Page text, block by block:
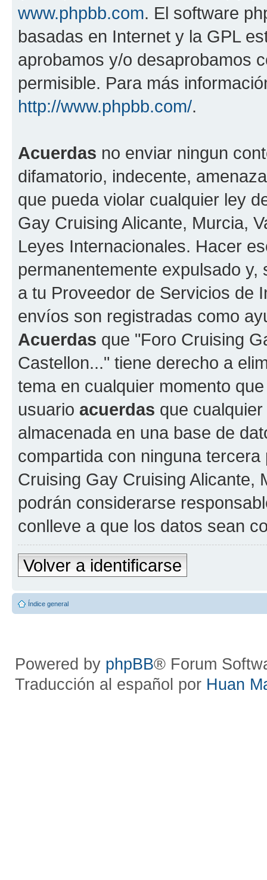
www.phpbb.com. El software
basadas en Internet y la GPL
aprobamos y/o desaprobamos
permisible. Para más
http://www.phpbb.com/.
Acuerdas no enviar ningun
difamatorio, indecente,
que pueda violar cualquier ley
Gay Cruising Alicante, Murcia,
Leyes Internacionales. Hacer
permanentemente expulsado
a tu Proveedor de Servicios de
envíos son registradas como
Acuerdas que "Foro Cruising
Castellon..." tiene derecho a
tema en cualquier momento
usuario acuerdas que
almacenada en una base de
compartida con ninguna
Cruising Gay Cruising Alicante,
podrán considerarse
conlleve a que los datos sean
Volver a identificarse
Índice general
Powered by phpBB® Forum
Traducción al español por Huan